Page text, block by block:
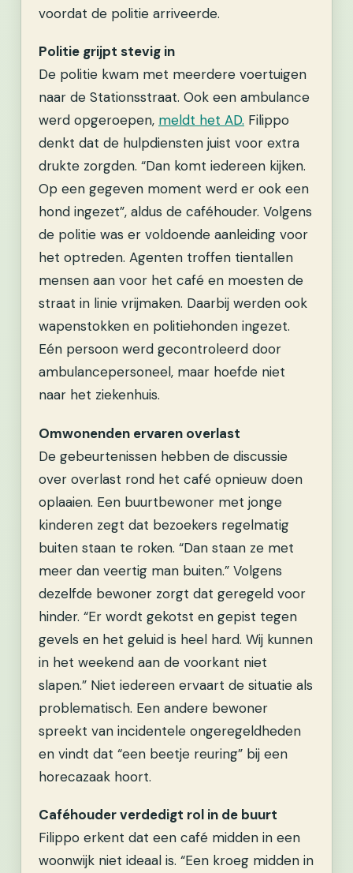
voordat de politie arriveerde.
Politie grijpt stevig in
De politie kwam met meerdere voertuigen
naar de Stationsstraat. Ook een ambulance
werd opgeroepen, meldt het AD. Filippo
denkt dat de hulpdiensten juist voor extra
drukte zorgden. “Dan komt iedereen kijken.
Op een gegeven moment werd er ook een
hond ingezet”, aldus de caféhouder. Volgens
de politie was er voldoende aanleiding voor
het optreden. Agenten troffen tientallen
mensen aan voor het café en moesten de
straat in linie vrijmaken. Daarbij werden ook
wapenstokken en politiehonden ingezet.
Eén persoon werd gecontroleerd door
ambulancepersoneel, maar hoefde niet
naar het ziekenhuis.
Omwonenden ervaren overlast
De gebeurtenissen hebben de discussie
over overlast rond het café opnieuw doen
oplaaien. Een buurtbewoner met jonge
kinderen zegt dat bezoekers regelmatig
buiten staan te roken. “Dan staan ze met
meer dan veertig man buiten.” Volgens
dezelfde bewoner zorgt dat geregeld voor
hinder. “Er wordt gekotst en gepist tegen
gevels en het geluid is heel hard. Wij kunnen
in het weekend aan de voorkant niet
slapen.” Niet iedereen ervaart de situatie als
problematisch. Een andere bewoner
spreekt van incidentele ongeregeldheden
en vindt dat “een beetje reuring” bij een
horecazaak hoort.
Caféhouder verdedigt rol in de buurt
Filippo erkent dat een café midden in een
woonwijk niet ideaal is. “Een kroeg midden in